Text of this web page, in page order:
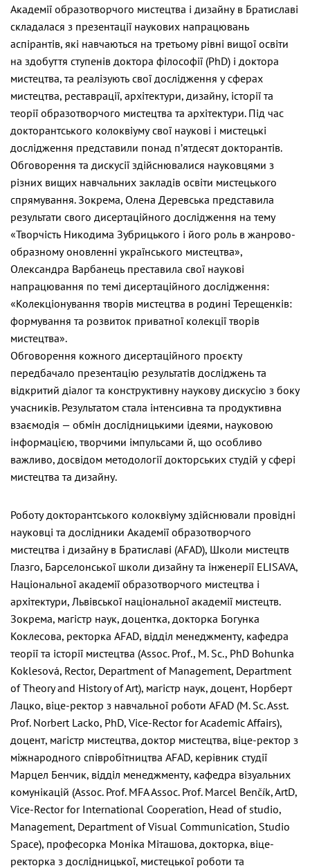
Академії образотворчого мистецтва і дизайну в Братиславі
складалася з презентації наукових напрацювань
аспірантів, які навчаються на третьому рівні вищої освіти
на здобуття ступенів доктора філософії (PhD) і доктора
мистецтва, та реалізують свої дослідження у сферах
мистецтва, реставрації, архітектури, дизайну, історії та
теорії образотворчого мистецтва та архітектури. Під час
докторантського колоквіуму свої наукові і мистецькі
дослідження представили понад п’ятдесят докторантів.
Обговорення та дискусії здійснювалися науковцями з
різних вищих навчальних закладів освіти мистецького
спрямування. Зокрема, Олена Деревська представила
результати свого дисертаційного дослідження на тему
«Творчість Никодима Зубрицького і його роль в жанрово-
образному оновленні українського мистецтва»,
Олександра Варбанець преставила свої наукові
напрацювання по темі дисертаційного дослідження:
«Колекціонування творів мистецтва в родині Терещенків:
формування та розвиток приватної колекції творів
мистецтва».
Обговорення кожного дисертаційного проєкту
передбачало презентацію результатів досліджень та
відкритий діалог та конструктивну наукову дискусію з боку
учасників. Результатом стала інтенсивна та продуктивна
взаємодія — обмін дослідницькими ідеями, науковою
інформацією, творчими імпульсами й, що особливо
важливо, досвідом методології докторських студій у сфері
мистецтва та дизайну.
Роботу докторантського колоквіуму здійснювали провідні
науковці та дослідники Академії образотворчого
мистецтва і дизайну в Братиславі (AFAD), Школи мистецтв
Глазго, Барселонської школи дизайну та інженерії ELISAVA,
Національної академії образотворчого мистецтва і
архітектури, Львівської національної академії мистецтв.
Зокрема, магістр наук, доцентка, докторка Богунка
Коклесова, ректорка AFAD, відділ менеджменту, кафедра
теорії та історії мистецтва (Assoc. Prof., M. Sc., PhD Bohunka
Koklesová, Rector, Department of Management, Department
of Theory and History of Art), магістр наук, доцент, Норберт
Лацко, віце-ректор з навчальної роботи AFAD (M. Sc. Asst.
Prof. Norbert Lacko, PhD, Vice-Rector for Academic Affairs),
доцент, магістр мистецтва, доктор мистецтва, віце-ректор з
міжнародного співробітництва AFAD, керівник студії
Марцел Бенчик, відділ менеджменту, кафедра візуальних
комунікацій (Assoc. Prof. MFA Assoc. Prof. Marcel Benčík, ArtD,
Vice-Rector for International Cooperation, Head of studio,
Management, Department of Visual Communication, Studio
Space), професорка Моніка Міташова, докторка, віце-
ректорка з дослідницької, мистецької роботи та